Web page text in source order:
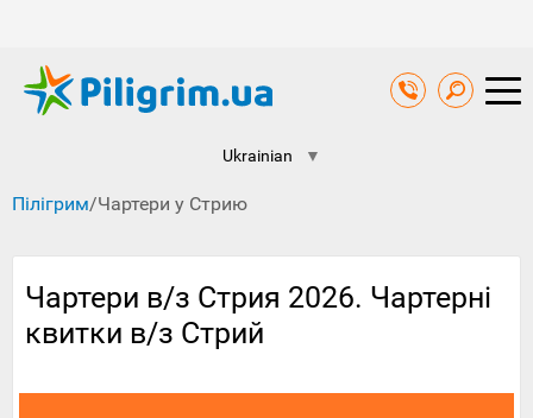
Ukrainian ▼
Пілігрим/Чартери у Стрию
Чартери в/з Стрия 2026. Чартерні
квитки в/з Стрий